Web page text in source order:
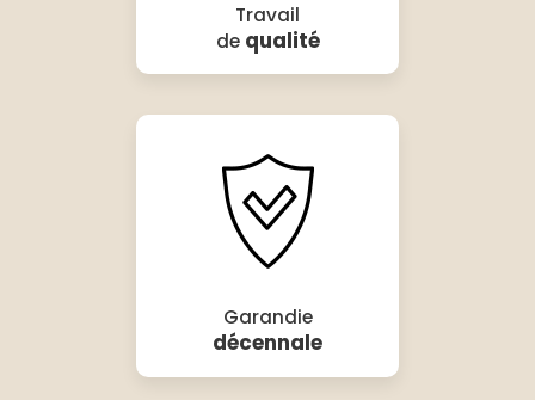
Travail
de qualité
Garandie
décennale